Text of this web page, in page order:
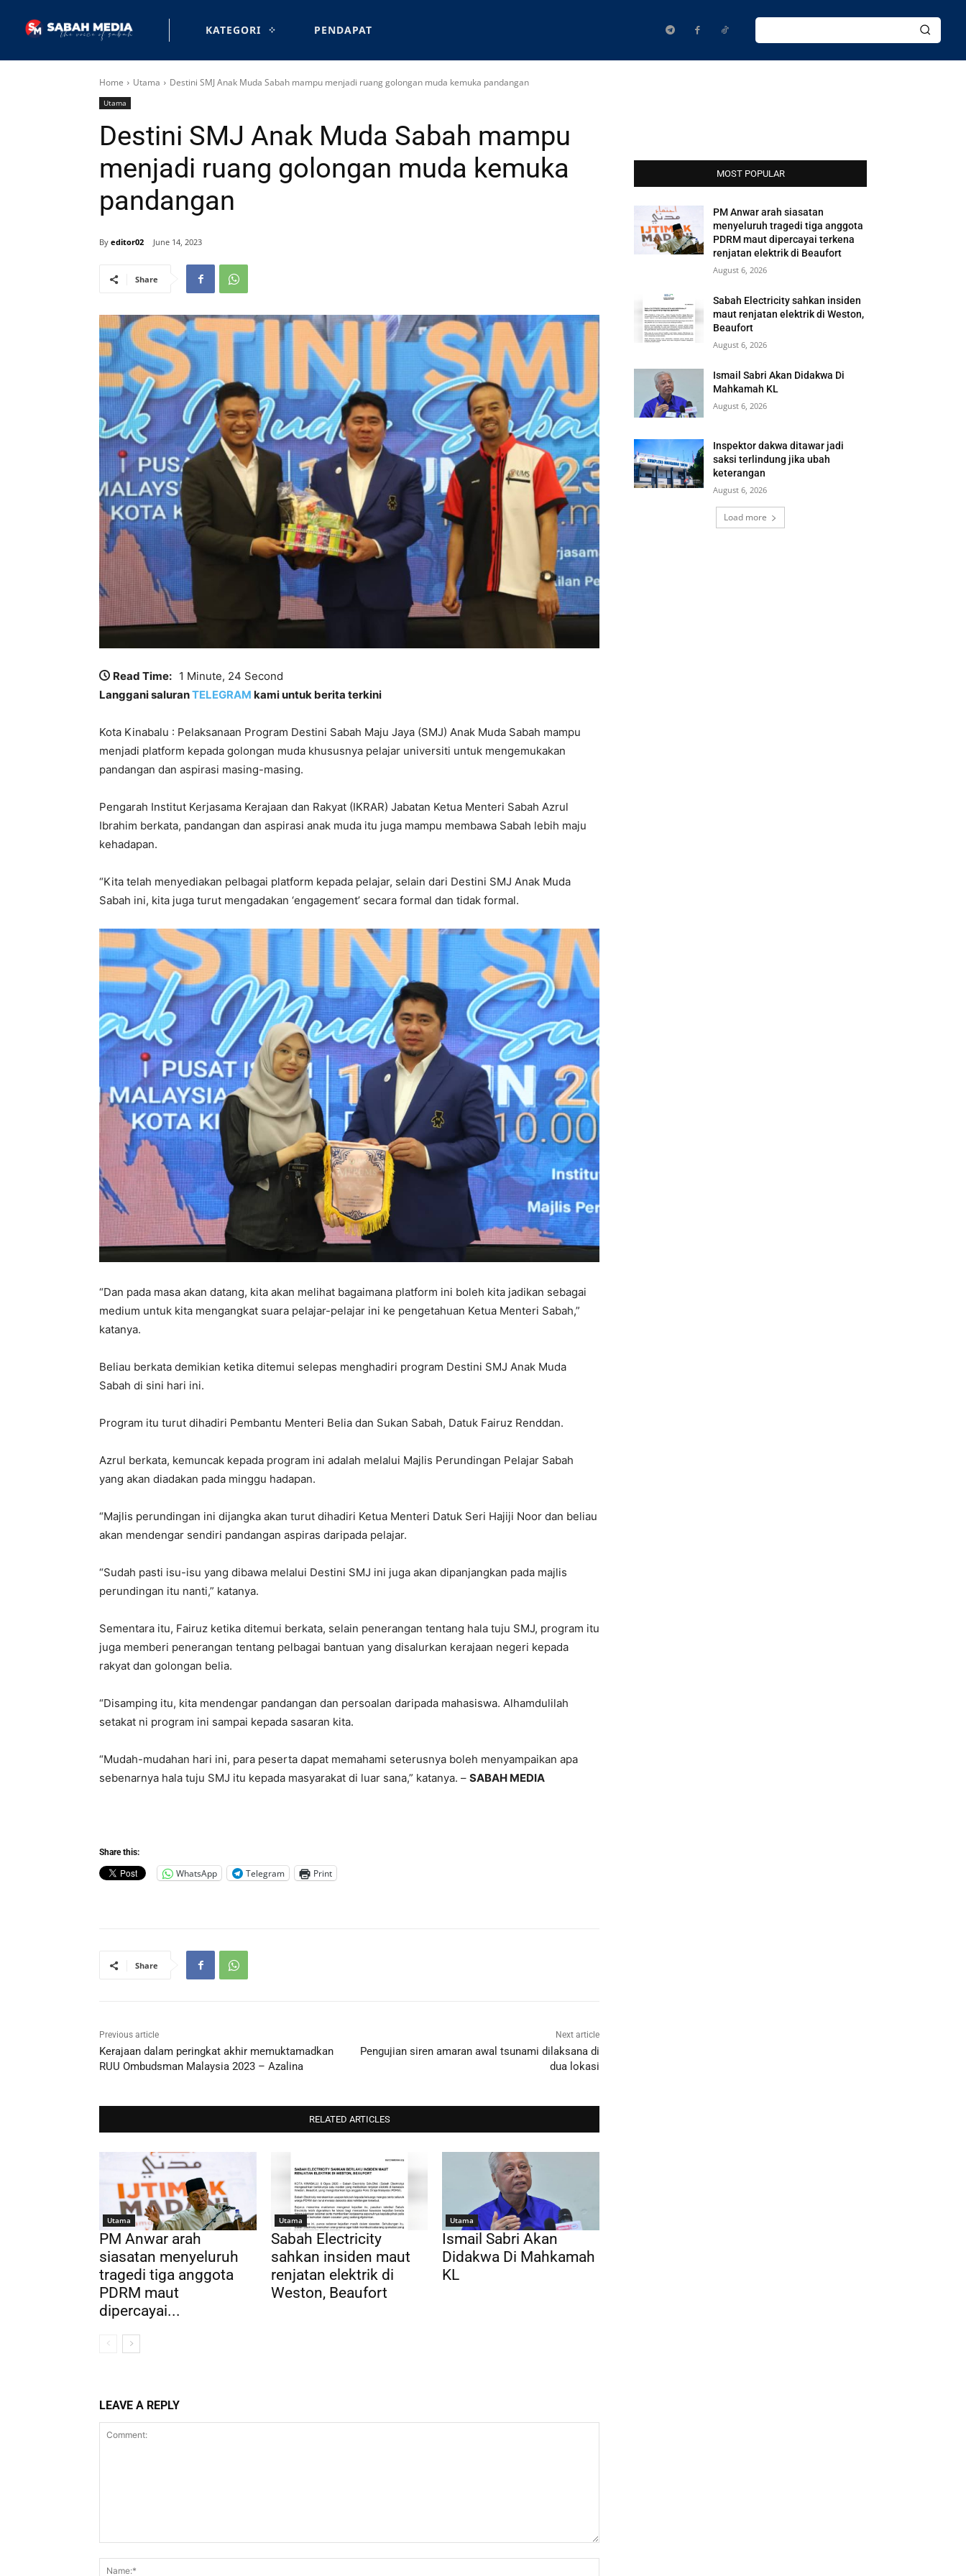
KATEGORI PENDAPAT
Home Utama Destini SMJ Anak Muda Sabah mampu menjadi ruang golongan muda kemuka pandangan
Utama
Destini SMJ Anak Muda Sabah mampu
menjadi ruang golongan muda kemuka
pandangan
By editor02 June 14, 2023
Share
Read Time: 1 Minute, 24 Second
Langgani saluranTELEGRAM kami untuk berita terkini
Kota Kinabalu : Pelaksanaan Program Destini Sabah Maju Jaya (SMJ) Anak Muda Sabah mampu
menjadi platform kepada golongan muda khususnya pelajar universiti untuk mengemukakan
pandangan dan aspirasi masing-masing.
Pengarah Institut Kerjasama Kerajaan dan Rakyat (IKRAR) Jabatan Ketua Menteri Sabah Azrul
Ibrahim berkata, pandangan dan aspirasi anak muda itu juga mampu membawa Sabah lebih maju
kehadapan.
“Kita telah menyediakan pelbagai platform kepada pelajar, selain dari Destini SMJ Anak Muda
Sabah ini, kita juga turut mengadakan ‘engagement’ secara formal dan tidak formal.
“Dan pada masa akan datang, kita akan melihat bagaimana platform ini boleh kita jadikan sebagai
medium untuk kita mengangkat suara pelajar-pelajar ini ke pengetahuan Ketua Menteri Sabah,”
katanya.
Beliau berkata demikian ketika ditemui selepas menghadiri program Destini SMJ Anak Muda
Sabah di sini hari ini.
Program itu turut dihadiri Pembantu Menteri Belia dan Sukan Sabah, Datuk Fairuz Renddan.
Azrul berkata, kemuncak kepada program ini adalah melalui Majlis Perundingan Pelajar Sabah
yang akan diadakan pada minggu hadapan.
“Majlis perundingan ini dijangka akan turut dihadiri Ketua Menteri Datuk Seri Hajiji Noor dan beliau
akan mendengar sendiri pandangan aspiras daripada pelajar.
“Sudah pasti isu-isu yang dibawa melalui Destini SMJ ini juga akan dipanjangkan pada majlis
perundingan itu nanti,” katanya.
Sementara itu, Fairuz ketika ditemui berkata, selain penerangan tentang hala tuju SMJ, program itu
juga memberi penerangan tentang pelbagai bantuan yang disalurkan kerajaan negeri kepada
rakyat dan golongan belia.
“Disamping itu, kita mendengar pandangan dan persoalan daripada mahasiswa. Alhamdulilah
setakat ni program ini sampai kepada sasaran kita.
“Mudah-mudahan hari ini, para peserta dapat memahami seterusnya boleh menyampaikan apa
sebenarnya hala tuju SMJ itu kepada masyarakat di luar sana,” katanya. – SABAH MEDIA
Share this:
WhatsApp Telegram Print
Share
Previous article
Kerajaan dalam peringkat akhir memuktamadkan
RUU Ombudsman Malaysia 2023 – Azalina
Next article
Pengujian siren amaran awal tsunami dilaksana di
dua lokasi
RELATED ARTICLES
Utama
PM Anwar arah
siasatan menyeluruh
tragedi tiga anggota
PDRM maut
dipercayai...
Utama
Sabah Electricity
sahkan insiden maut
renjatan elektrik di
Weston, Beaufort
Utama
Ismail Sabri Akan
Didakwa Di Mahkamah
KL
LEAVE A REPLY
MOST POPULAR
PM Anwar arah siasatan
menyeluruh tragedi tiga anggota
PDRM maut dipercayai terkena
renjatan elektrik di Beaufort
August 6, 2026
Sabah Electricity sahkan insiden
maut renjatan elektrik di Weston,
Beaufort
August 6, 2026
Ismail Sabri Akan Didakwa Di
Mahkamah KL
August 6, 2026
Inspektor dakwa ditawar jadi
saksi terlindung jika ubah
keterangan
August 6, 2026
Load more